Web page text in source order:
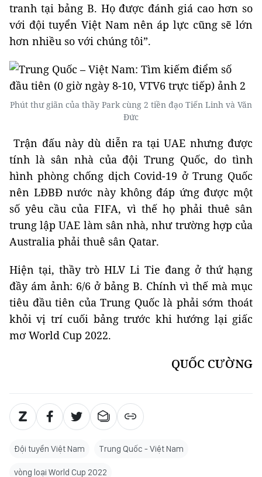
tranh tại bảng B. Họ được đánh giá cao hơn so
với đội tuyển Việt Nam nên áp lực cũng sẽ lớn
hơn nhiều so với chúng tôi”.
Phút thư giãn của thầy Park cùng 2 tiền đạo Tiến Linh và Văn
Đức
Trận đấu này dù diễn ra tại UAE nhưng được
tính là sân nhà của đội Trung Quốc, do tình
hình phòng chống dịch Covid-19 ở Trung Quốc
nên LĐBĐ nước này không đáp ứng được một
số yêu cầu của FIFA, vì thế họ phải thuê sân
trung lập UAE làm sân nhà, như trường hợp của
Australia phải thuê sân Qatar.
Hiện tại, thầy trò HLV Li Tie đang ở thứ hạng
đầy ám ảnh: 6/6 ở bảng B. Chính vì thế mà mục
tiêu đầu tiên của Trung Quốc là phải sớm thoát
khỏi vị trí cuối bảng trước khi hướng lại giấc
mơ World Cup 2022.
QUỐC CƯỜNG
Đội tuyển Việt Nam Trung Quốc - Việt Nam
vòng loại World Cup 2022